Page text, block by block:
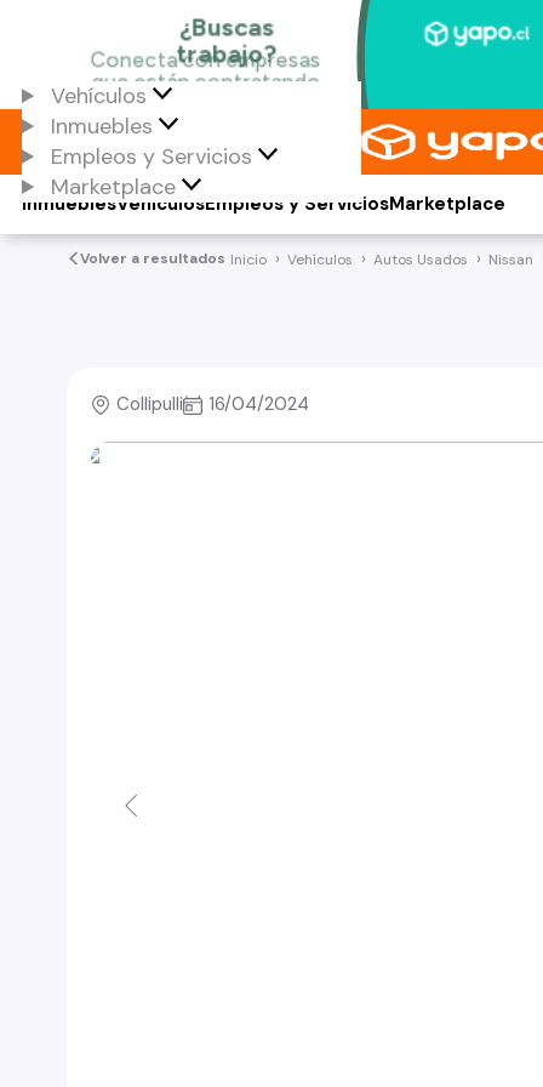
Vehículos
Inmuebles
Empleos y Servicios
Marketplace
Vehículos
Inmuebles Empleos y ServiciosMarketplace
Volver a resultados Inicio Vehículos Autos Usados Nissan
Collipulli 16/04/2024